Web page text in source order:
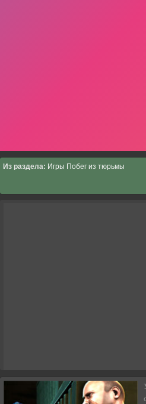
Из раздела: Игры Побег из тюрьмы